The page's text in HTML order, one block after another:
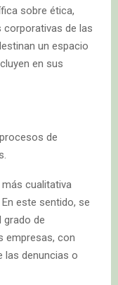
sobre ética,
corporativas de las
un espacio
en sus
de
cualitativa
este sentido, se
grado de
empresas, con
las denuncias o